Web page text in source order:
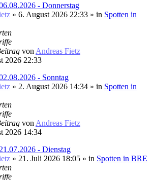
- Donnerstag
» 6. August 2026 22:33 » in Spotten in
von Andreas Fietz
2026 22:33
- Sonntag
» 2. August 2026 14:34 » in Spotten in
von Andreas Fietz
2026 14:34
21.07.2026 - Dienstag
» 21. Juli 2026 18:05 » in Spotten in BRE